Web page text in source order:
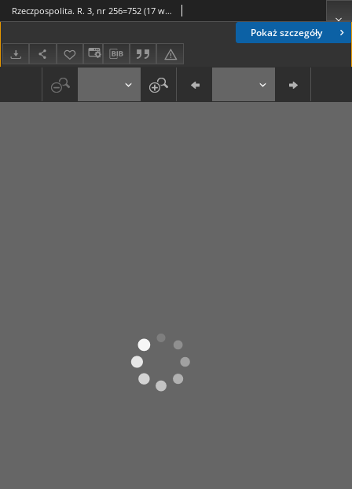
Pokaż szczegóły
Rzeczpospolita. R. 3, nr 256=752 (17 września 1946)